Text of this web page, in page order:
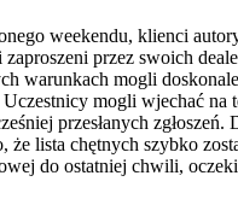
weekendu, klienci
przez swoich
warunkach mogli
mogli wjechać na
przesłanych zgłoszeń.
że lista chętnych szybko
do ostatniej chwili,